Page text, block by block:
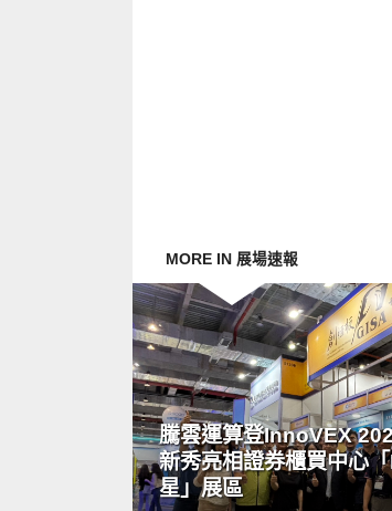
MORE IN 展場速報
騰雲運算登InnoVEX
新秀亮相證券櫃買中心
星」展區
READ
MORE